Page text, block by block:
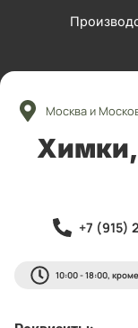
Москва и
Химки,
+7 (915)
10:00 - 18:00,